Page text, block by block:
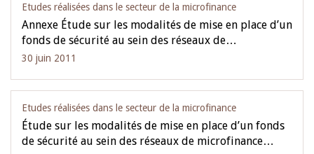
Etudes réalisées dans le secteur de la microfinance
Annexe Étude sur les modalités de mise en place d’un
fonds de sécurité au sein des réseaux de…
30 juin 2011
Etudes réalisées dans le secteur de la microfinance
Étude sur les modalités de mise en place d’un fonds
de sécurité au sein des réseaux de microfinance…